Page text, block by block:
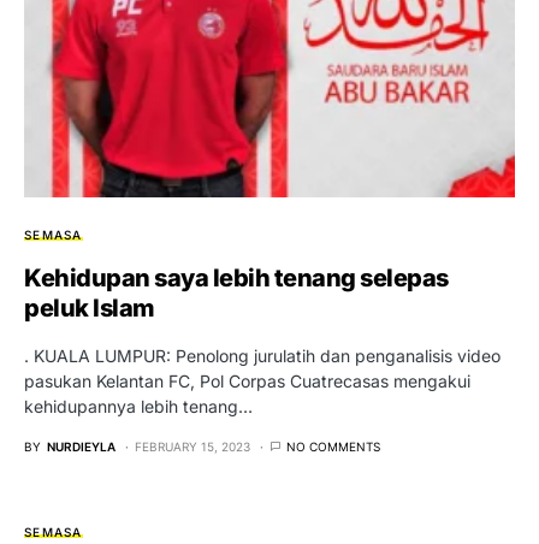
SEMASA
Kehidupan saya lebih tenang selepas
peluk Islam
. KUALA LUMPUR: Penolong jurulatih dan penganalisis video
pasukan Kelantan FC, Pol Corpas Cuatrecasas mengakui
kehidupannya lebih tenang…
BY NURDIEYLA FEBRUARY 15, 2023 NO COMMENTS
SEMASA